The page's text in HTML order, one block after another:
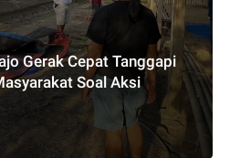
Gerak Cepat Tanggapi
Soal Aksi